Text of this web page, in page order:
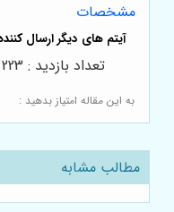
مشخصات
به این مقاله امتیاز بدهید :
تعداد بازدید : 223
مطالب مشابه